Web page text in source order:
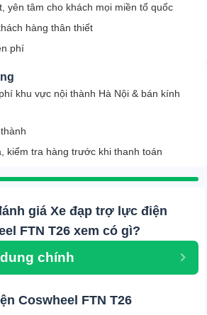
yên tâm cho khách mọi miền tổ quốc
hàng thân thiết
phí
khu vực nội thành Hà Nội & bán kính
kiểm tra hàng trước khi thanh toán
giá Xe đạp trợ lực điện
FTN T26 xem có gì?
chính
Coswheel FTN T26